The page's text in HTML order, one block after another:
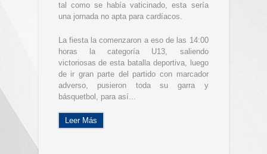
tal como se había vaticinado, esta sería
una jornada no apta para cardíacos.
La fiesta la comenzaron a eso de las 14:00
horas la categoría U13, saliendo
victoriosas de esta batalla deportiva, luego
de ir gran parte del partido con marcador
adverso, pusieron toda su garra y
básquetbol, para así...
Leer Más